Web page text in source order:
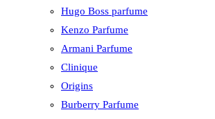
Hugo Boss parfume
Kenzo Parfume
Armani Parfume
Clinique
Origins
Burberry Parfume